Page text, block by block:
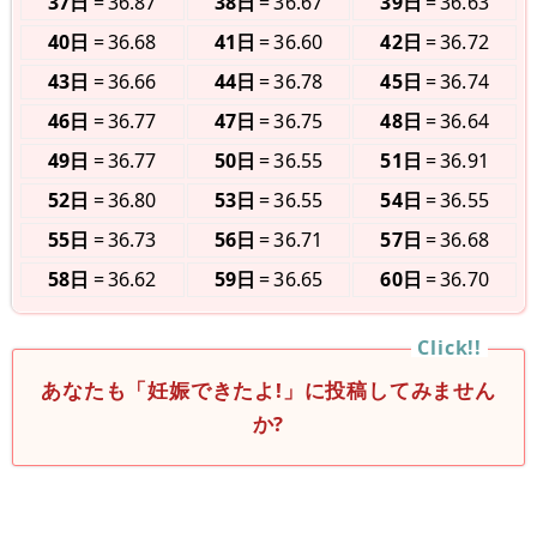
40日
36.68 41日 36.60 42日
36.72
43日
36.66 44日 36.78 45日
36.74
46日
36.77 47日 36.75 48日
36.64
49日
36.77 50日 36.55 51日
36.91
52日
36.80 53日 36.55 54日
36.55
55日
36.73 56日 36.71 57日
36.68
58日
36.62 59日 36.65 60日 36.70
あなたも「妊娠できたよ!」に投稿してみません
か?